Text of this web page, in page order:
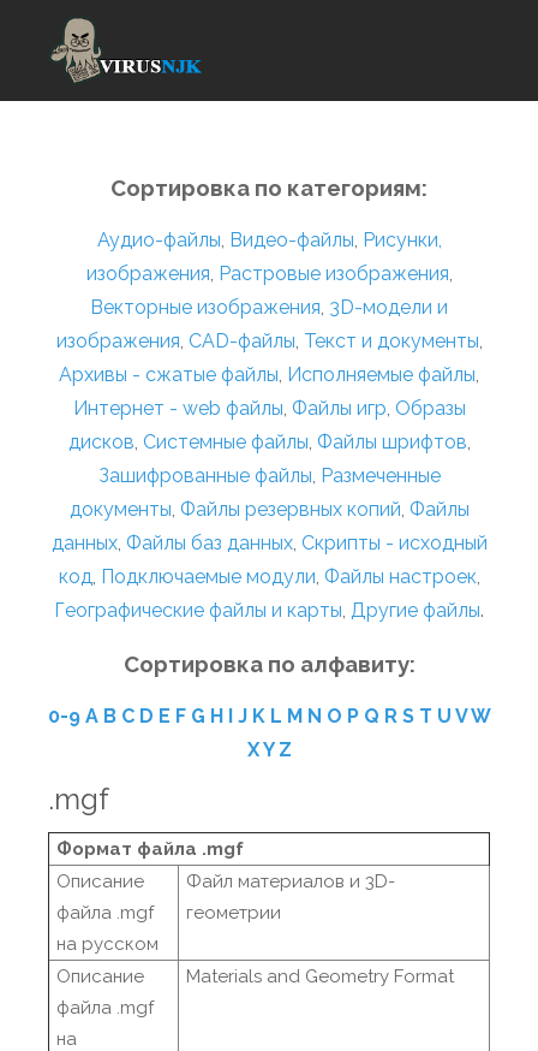
Сортировка по категориям:
Аудио-файлы, Видео-файлы, Рисунки,
изображения, Растровые изображения,
Векторные изображения, 3D-модели и
изображения, CAD-файлы, Текст и документы,
Архивы - сжатые файлы, Исполняемые файлы,
Интернет - web файлы, Файлы игр, Образы
дисков, Системные файлы, Файлы шрифтов,
Зашифрованные файлы, Размеченные
документы, Файлы резервных копий, Файлы
данных, Файлы баз данных, Скрипты - исходный
код, Подключаемые модули, Файлы настроек,
Географические файлы и карты, Другие файлы.
Сортировка по алфавиту:
0-9 A B C D E F G H I J K L M N O P Q R S T U VW
XY Z
.mgf
Формат файла .mgf
Описание
файла .mgf
на русском
Файл материалов и 3D-
геометрии
Описание
файла .mgf
на
Materials and Geometry Format